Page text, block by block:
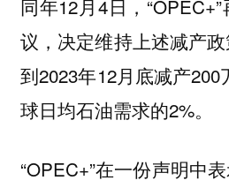
同年12月4日，
议，决定维持上述减产
到2023年12月底减产
球日均石油需求的2%。
“OPEC+”在一份声明中